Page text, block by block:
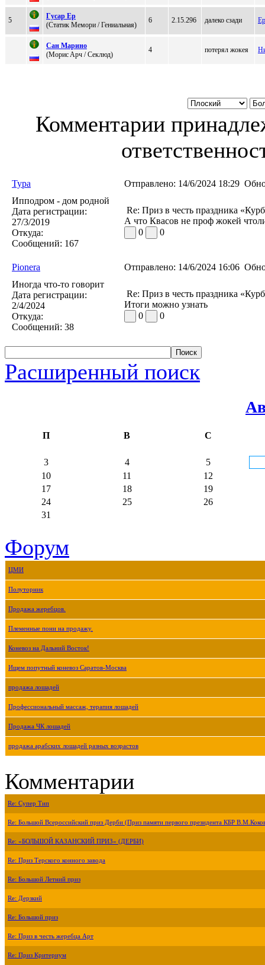
5
Гуcap Еp
(Cтатик Meмори / Гениaльнaя)
6 2.15.296 далеко сзади
Cан Mарино
(Mориc Aрч / Cеклюд)
4 потерял жокея
Комментарии
Typa Отправлено: 14/6/2024 18:29
Ипподром - дом родной
Дата регистрации:
27/3/2019
Откуда:
Сообщений: 167
Re: Приз в честь праздника
А что Квасов не проф жокей
0
0
Pionera Отправлено: 14/6/2024 16:06
Иногда что-то говорит
Дата регистрации:
2/4/2024
Откуда:
Сообщений: 38
Re: Приз в честь праздника
Итоги можно узнать
0
0
Расширенный поиск
П В С
3 4
5
10
11
12
17
18
19
24
25
26
31
Форум
ЦМИ
Полуторник
Продажа жеребцов.
Племенные пони на продажу.
Коневоз на Дальний Восток!
Ищем попутный коневоз Саратов-Москва
продажа лошадей
Профессиональный массаж, терапия лошадей
Продажа ЧК лошадей
продажа арабских лошадей разных возрастов
Комментарии
Re: Супер Тип
Re: Большой Всероссийский приз Дерби (Приз памяти первого президента КБР
Re: «БОЛЬШОЙ КАЗАНСКИЙ ПРИЗ» (ДЕРБИ)
Re: Приз Терского конного завода
Re: Большой Летний приз
Re: Дерзкий
Re: Большой приз
Re: Приз в честь жеребца Арт
Re: Приз Критериум